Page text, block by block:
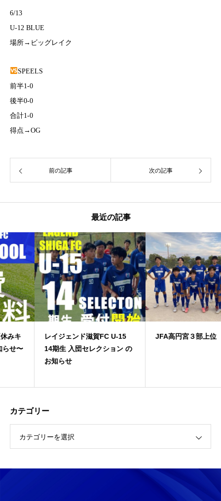
6/13
U-12 BLUE
場所→ビッグレイク
SPEELS
前半1-0
後半0-0
合計1-0
得点→OG
前の記事 次の記事
最近の記事
レイジェンド滋賀FC U-15
14期生 入団セレクション の
JFA高円宮３部上位
カテゴリー
カテゴリーを選択